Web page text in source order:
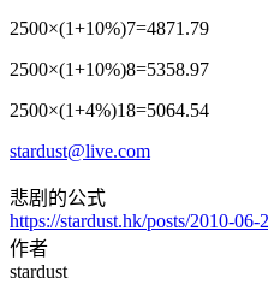
2500×(1+10%)7=4871.79
2500×(1+10%)8=5358.97
2500×(1+4%)18=5064.54
stardust@live.com
悲剧的公式
https://stardust.hk/posts/2010-
作者
stardust